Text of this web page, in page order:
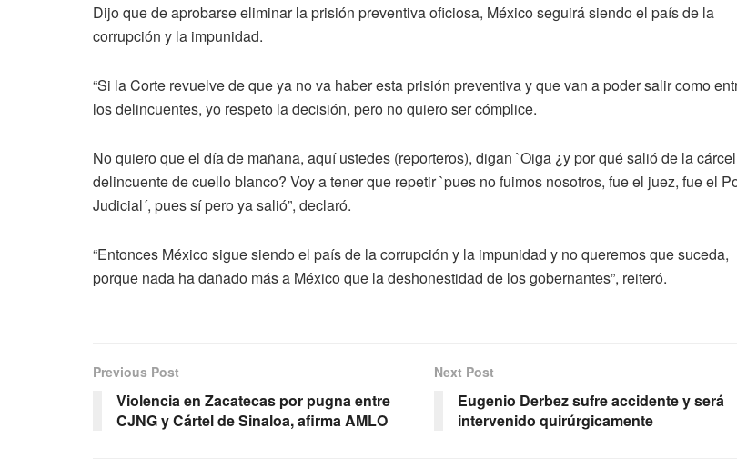
Dijo que de aprobarse eliminar la prisión preventiva oficiosa, México seguirá siendo el país de la
corrupción y la impunidad.
“Si la Corte revuelve de que ya no va haber esta prisión preventiva y que van a poder salir como
los delincuentes, yo respeto la decisión, pero no quiero ser cómplice.
No quiero que el día de mañana, aquí ustedes (reporteros), digan `Oiga ¿y por qué salió de la
delincuente de cuello blanco? Voy a tener que repetir `pues no fuimos nosotros, fue el juez, fue el
Judicial´, pues sí pero ya salió”, declaró.
“Entonces México sigue siendo el país de la corrupción y la impunidad y no queremos que suceda,
porque nada ha dañado más a México que la deshonestidad de los gobernantes”, reiteró.
Previous Post
Violencia en Zacatecas por pugna entre
CJNG y Cártel de Sinaloa, afirma AMLO
Next Post
Eugenio Derbez sufre accidente y será
intervenido quirúrgicamente